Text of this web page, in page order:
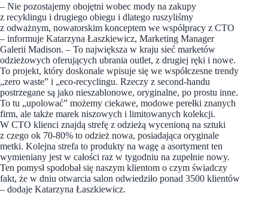
– Nie pozostajemy obojętni wobec mody na zakupy
z recyklingu i drugiego obiegu i dlatego ruszyliśmy
z odważnym, nowatorskim konceptem we współpracy z CTO
– informuje Katarzyna Łaszkiewicz, Marketing Manager
Galerii Madison. – To największa w kraju sieć marketów
odzieżowych oferujących ubrania outlet, z drugiej ręki i nowe.
To projekt, który doskonale wpisuje się we współczesne trendy
„zero waste” i „eco-recyclingu. Rzeczy z second-handu
postrzegane są jako nieszablonowe, oryginalne, po prostu inne.
To tu „upolować” możemy ciekawe, modowe perełki znanych
firm, ale także marek niszowych i limitowanych kolekcji.
W CTO klienci znajdą strefę z odzieżą wycenioną na sztuki
z czego ok 70-80% to odzież nowa, posiadająca oryginale
metki. Kolejna strefa to produkty na wagę a asortyment ten
wymieniany jest w całości raz w tygodniu na zupełnie nowy.
Ten pomysł spodobał się naszym klientom o czym świadczy
fakt, że w dniu otwarcia salon odwiedziło ponad 3500 klientów
– dodaje Katarzyna Łaszkiewicz.